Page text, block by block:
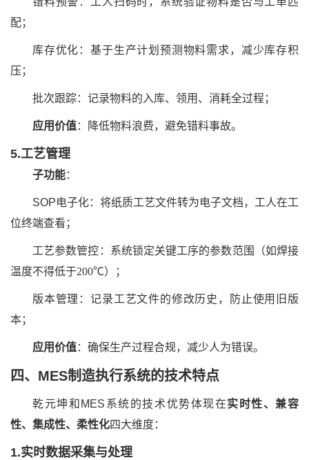
配；
库存优化：基于生产计划预测物料需求，减少库存积
压；
批次跟踪：记录物料的入库、领用、消耗全过程；
应用价值：降低物料浪费，避免错料事故。
5.工艺管理
子功能：
SOP电子化：将纸质工艺文件转为电子文档，工人在工
位终端查看；
工艺参数管控：系统锁定关键工序的参数范围（如焊接
温度不得低于200℃）；
版本管理：记录工艺文件的修改历史，防止使用旧版
本；
应用价值：确保生产过程合规，减少人为错误。
四、MES制造执行系统的技术特点
乾元坤和MES系统的技术优势体现在实时性、兼容
性、集成性、柔性化四大维度：
1.实时数据采集与处理